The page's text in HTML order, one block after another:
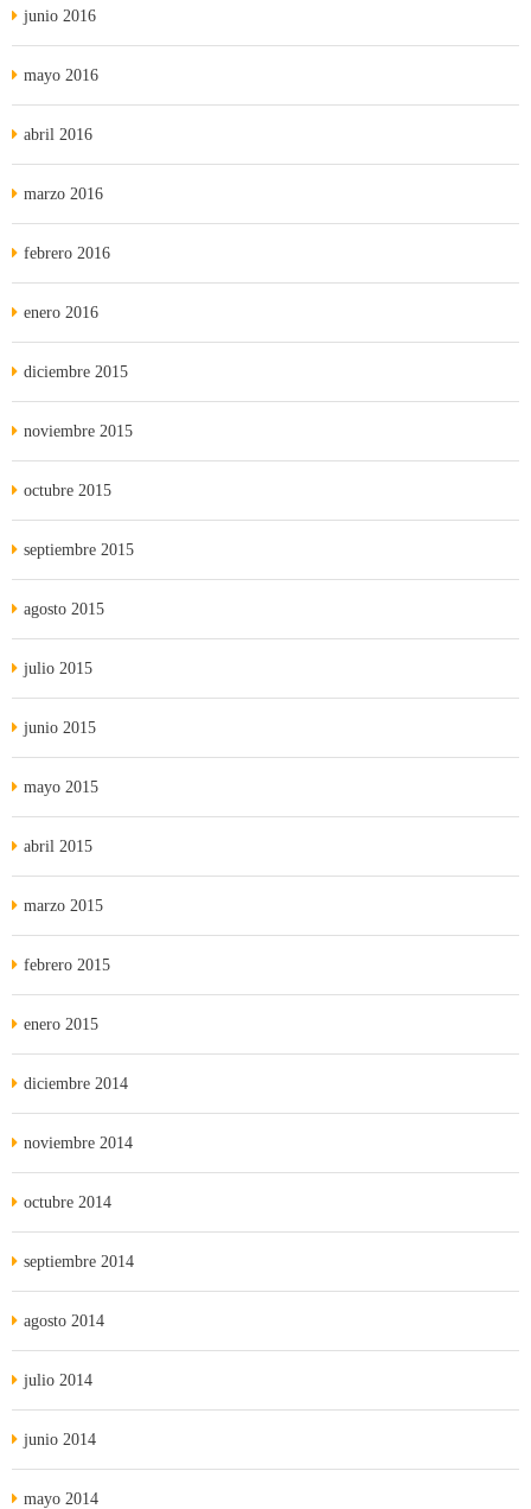
junio 2016
mayo 2016
abril 2016
marzo 2016
febrero 2016
enero 2016
diciembre 2015
noviembre 2015
octubre 2015
septiembre 2015
agosto 2015
julio 2015
junio 2015
mayo 2015
abril 2015
marzo 2015
febrero 2015
enero 2015
diciembre 2014
noviembre 2014
octubre 2014
septiembre 2014
agosto 2014
julio 2014
junio 2014
mayo 2014